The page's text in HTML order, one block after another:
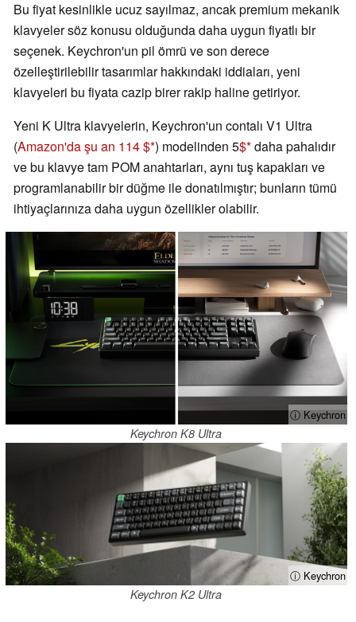
Bu fiyat kesinlikle ucuz sayılmaz, ancak premium mekanik
klavyeler söz konusu olduğunda daha uygun fiyatlı bir
seçenek. Keychron'un pil ömrü ve son derece
özelleştirilebilir tasarımlar hakkındaki iddiaları, yeni
klavyeleri bu fiyata cazip birer rakip haline getiriyor.
Yeni K Ultra klavyelerin, Keychron'un contalı V1 Ultra
(Amazon'da şu an 114 $ ) modelinden 5$ daha pahalıdır
ve bu klavye tam POM anahtarları, aynı tuş kapakları ve
programlanabilir bir düğme ile donatılmıştır; bunların tümü
ihtiyaçlarınıza daha uygun özellikler olabilir.
ⓘ Keychron
Keychron K8 Ultra
ⓘ Keychron
Keychron K2 Ultra